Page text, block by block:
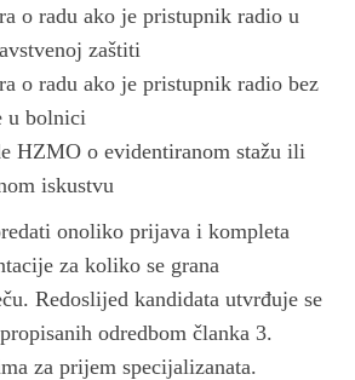
o radu ako je pristupnik radio u
zaštiti
o radu ako je pristupnik radio bez
u bolnici
HZMO o evidentiranom stažu ili
iskustvu
onoliko prijava i kompleta
za koliko se grana
Redoslijed kandidata utvrđuje se
odredbom članka 3.
za prijem specijalizanata.